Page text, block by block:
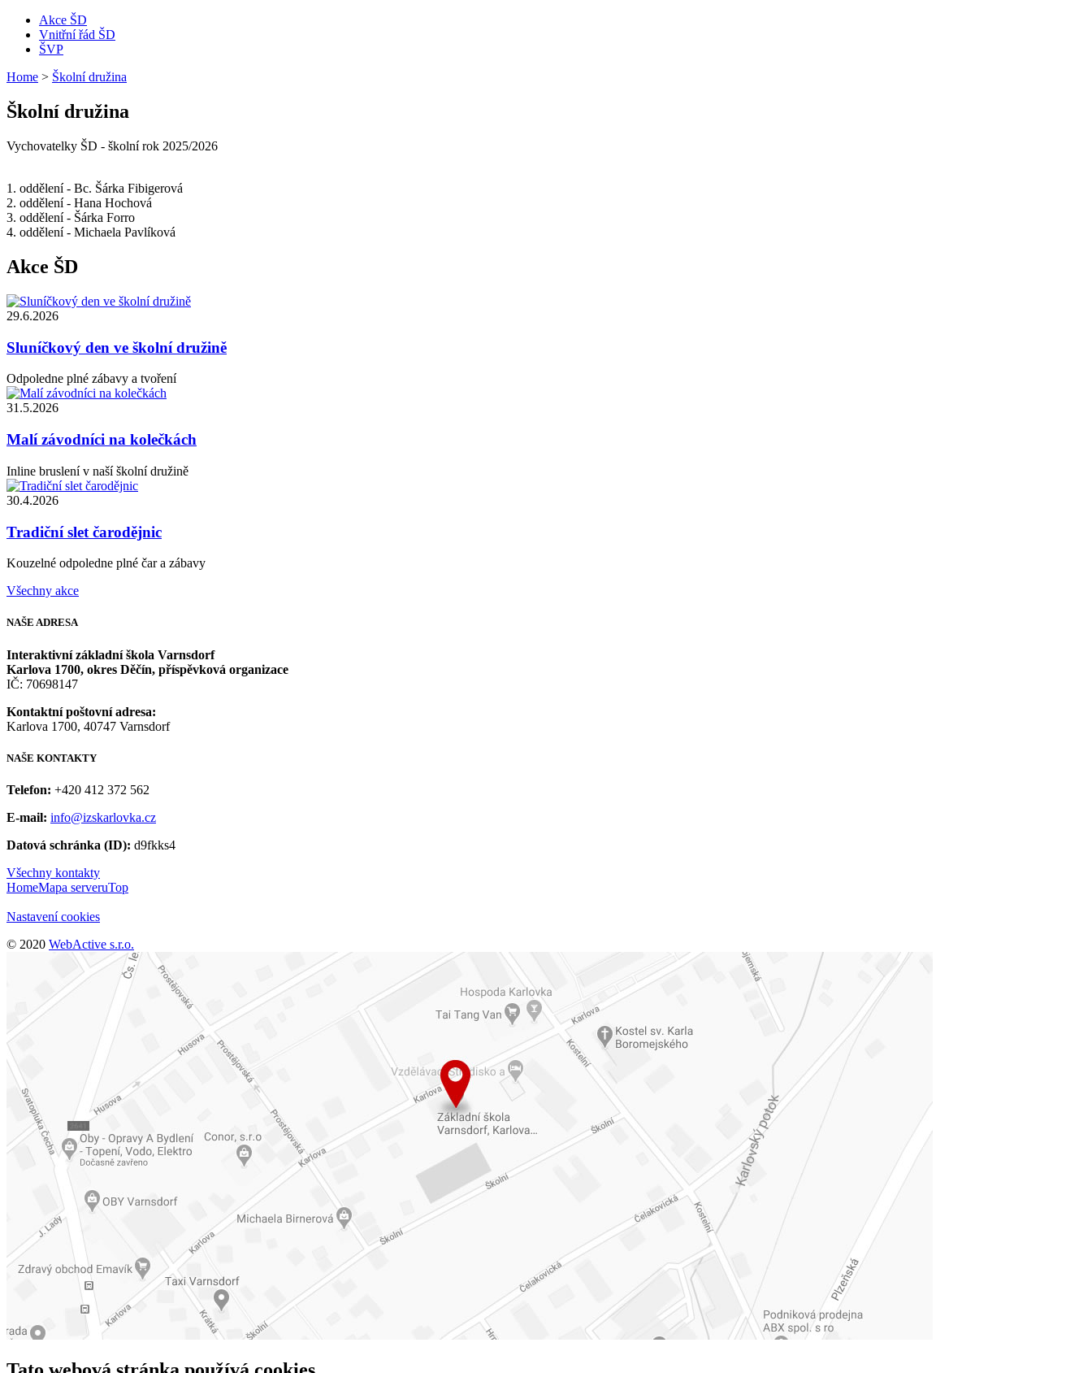
Akce ŠD
Vnitřní řád ŠD
ŠVP
Home > Školní družina
Školní družina
Vychovatelky ŠD - školní rok 2025/2026
1. oddělení - Bc. Šárka Fibigerová
2. oddělení - Hana Hochová
3. oddělení - Šárka Forro
4. oddělení - Michaela Pavlíková
Akce ŠD
29.6.2026
Sluníčkový den ve školní družině
Odpoledne plné zábavy a tvoření
31.5.2026
Malí závodníci na kolečkách
Inline bruslení v naší školní družině
30.4.2026
Tradiční slet čarodějnic
Kouzelné odpoledne plné čar a zábavy
Všechny akce
NAŠE ADRESA
Interaktivní základní škola Varnsdorf
Karlova 1700, okres Děčín, příspěvková organizace
IČ: 70698147
Kontaktní poštovní adresa:
Karlova 1700, 40747 Varnsdorf
NAŠE KONTAKTY
Telefon: +420 412 372 562
E-mail: info@izskarlovka.cz
Datová schránka (ID): d9fkks4
Všechny kontakty
HomeMapa serveruTop
Nastavení cookies
© 2020 WebActive s.r.o.